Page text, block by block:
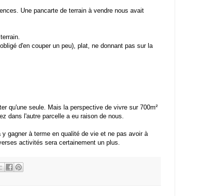
Une pancarte de terrain à vendre nous avait
d'en couper un peu), plat, ne donnant pas sur la
qu'une seule. Mais la perspective de vivre sur 700m²
dans l'autre parcelle a eu raison de nous.
gagner à terme en qualité de vie et ne pas avoir à
activités sera certainement un plus.